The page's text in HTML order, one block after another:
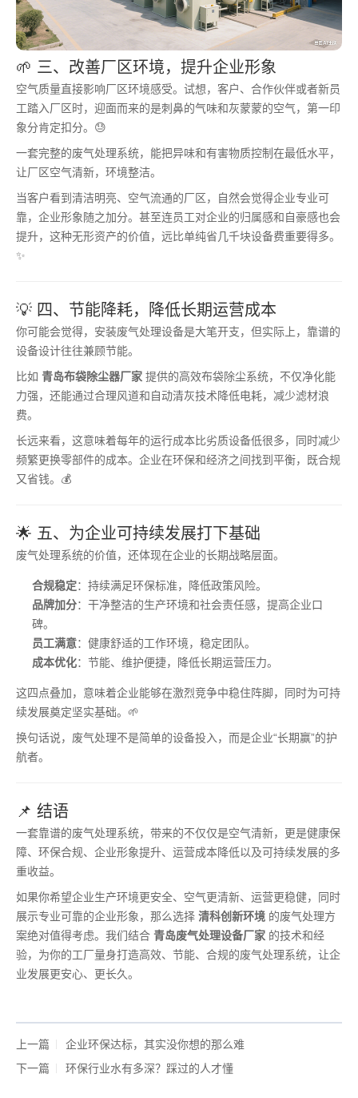
🌱 三、改善厂区环境，提升企业形象
空气质量直接影响厂区环境感受。试想，客户、合作伙伴或者新员
工踏入厂区时，迎面而来的是刺鼻的气味和灰蒙蒙的空气，第一印
象分肯定扣分。😓
一套完整的废气处理系统，能把异味和有害物质控制在最低水平，
让厂区空气清新，环境整洁。
当客户看到清洁明亮、空气流通的厂区，自然会觉得企业专业可
靠，企业形象随之加分。甚至连员工对企业的归属感和自豪感也会
提升，这种无形资产的价值，远比单纯省几千块设备费重要得多。
✨
💡 四、节能降耗，降低长期运营成本
你可能会觉得，安装废气处理设备是大笔开支，但实际上，靠谱的
设备设计往往兼顾节能。
比如 青岛布袋除尘器厂家 提供的高效布袋除尘系统，不仅净化能
力强，还能通过合理风道和自动清灰技术降低电耗，减少滤材浪
费。
长远来看，这意味着每年的运行成本比劣质设备低很多，同时减少
频繁更换零部件的成本。企业在环保和经济之间找到平衡，既合规
又省钱。💰
🌟 五、为企业可持续发展打下基础
废气处理系统的价值，还体现在企业的长期战略层面。
合规稳定：持续满足环保标准，降低政策风险。
品牌加分：干净整洁的生产环境和社会责任感，提高企业口
碑。
员工满意：健康舒适的工作环境，稳定团队。
成本优化：节能、维护便捷，降低长期运营压力。
这四点叠加，意味着企业能够在激烈竞争中稳住阵脚，同时为可持
续发展奠定坚实基础。🌱
换句话说，废气处理不是简单的设备投入，而是企业“长期赢”的护
航者。
📌 结语
一套靠谱的废气处理系统，带来的不仅仅是空气清新，更是健康保
障、环保合规、企业形象提升、运营成本降低以及可持续发展的多
重收益。
如果你希望企业生产环境更安全、空气更清新、运营更稳健，同时
展示专业可靠的企业形象，那么选择 清科创新环境 的废气处理方
案绝对值得考虑。我们结合 青岛废气处理设备厂家 的技术和经
验，为你的工厂量身打造高效、节能、合规的废气处理系统，让企
业发展更安心、更长久。
上一篇
企业环保达标，其实没你想的那么难
下一篇
环保行业水有多深？踩过的人才懂